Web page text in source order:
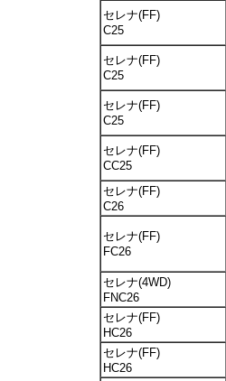
セレナ(FF)
C25
セレナ(FF)
C25
セレナ(FF)
C25
セレナ(FF)
CC25
セレナ(FF)
C26
セレナ(FF)
FC26
セレナ(4WD)
FNC26
セレナ(FF)
HC26
セレナ(FF)
HC26